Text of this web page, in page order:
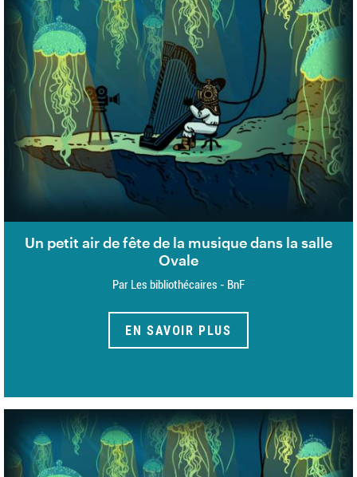
Un petit air de fête de la musique dans la salle
Ovale
Par Les bibliothécaires - BnF
EN SAVOIR PLUS